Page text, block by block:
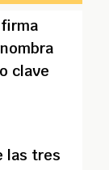
clave
las tres